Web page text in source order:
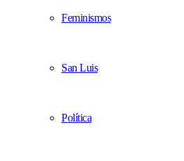
Feminismos
San Luis
Política